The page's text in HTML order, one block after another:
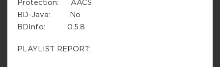
Protection: AACS
BD-Java: No
BDInfo: 0.5.8
PLAYLIST REPORT: